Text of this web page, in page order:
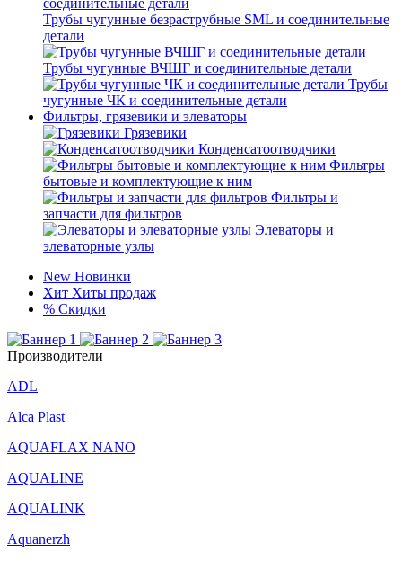
Трубы чугунные безраструбные SML и соединительные
детали
Трубы чугунные ВЧШГ и соединительные детали
Трубы
чугунные ЧК и соединительные детали
Фильтры, грязевики и элеваторы
Грязевики
Конденсатоотводчики
Фильтры
бытовые и комплектующие к ним
Фильтры и
запчасти для фильтров
Элеваторы и
элеваторные узлы
New Новинки
Хит Хиты продаж
% Скидки
Производители
ADL
Alca Plast
AQUAFLAX NANO
AQUALINE
AQUALINK
Aquanerzh